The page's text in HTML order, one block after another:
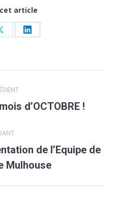
article
Partager
LinkedIn
Article
:
d’OCTOBRE !
Article
suivant
:
de l’Equipe de
Mulhouse